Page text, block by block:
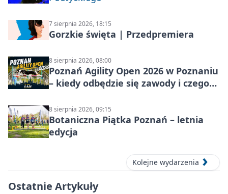
7 sierpnia 2026, 18:15
Gorzkie święta | Przedpremiera
8 sierpnia 2026, 08:00
Poznań Agility Open 2026 w Poznaniu
– kiedy odbędzie się zawody i czego
8 sierpnia 2026, 09:15
Botaniczna Piątka Poznań – letnia
edycja
Kolejne wydarzenia
Ostatnie Artykuły